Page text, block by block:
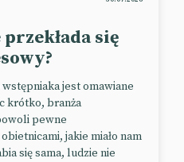
na festiwalu „halę
zabiegi spa. Meta
dla twórców w
To próba
użytkowników, którym z
nie po drodze.
się
jest omawiane
krótko, branża
pewne
jakie miało nam
się sama, ludzie nie